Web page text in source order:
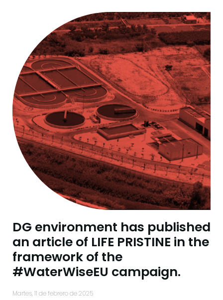
DG environment has published
an article of LIFE PRISTINE in the
framework of the
#WaterWiseEU campaign.
martes, 11 de febrero de 2025